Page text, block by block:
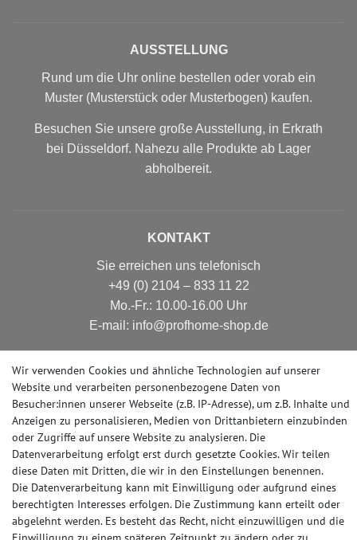
AUSSTELLUNG
Rund um die Uhr online bestellen oder vorab ein
Muster (Musterstück oder Musterbogen) kaufen.
Besuchen Sie unsere große Ausstellung, in Erkrath
bei Düsseldorf. Nahezu alle Produkte ab Lager
abholbereit.
KONTAKT
Sie erreichen uns telefonisch
+49 (0) 2104 – 833 11 22
Mo.-Fr.: 10.00-16.00 Uhr
E-mail: info@profhome-shop.de
ZAHLUNGSARTEN
SOCIAL MEDIA
Wir verwenden Cookies und ähnliche Technologien auf unserer
Website und verarbeiten personenbezogene Daten von
Besucher:innen unserer Webseite (z.B. IP-Adresse), um z.B. Inhalte und
Anzeigen zu personalisieren, Medien von Drittanbietern einzubinden
oder Zugriffe auf unsere Website zu analysieren. Die
Datenverarbeitung erfolgt erst durch gesetzte Cookies. Wir teilen
diese Daten mit Dritten, die wir in den Einstellungen benennen.
Die Datenverarbeitung kann mit Einwilligung oder aufgrund eines
berechtigten Interesses erfolgen. Die Zustimmung kann erteilt oder
abgelehnt werden. Es besteht das Recht, nicht einzuwilligen und die